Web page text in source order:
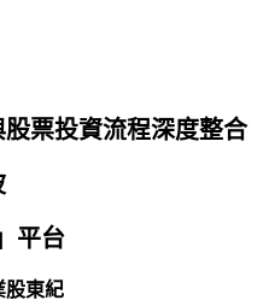
票投資流程深度整合
平台